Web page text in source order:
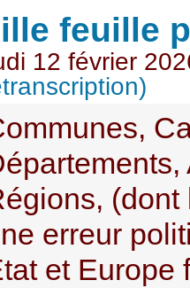
feuille
12 février
erreur
et Europe